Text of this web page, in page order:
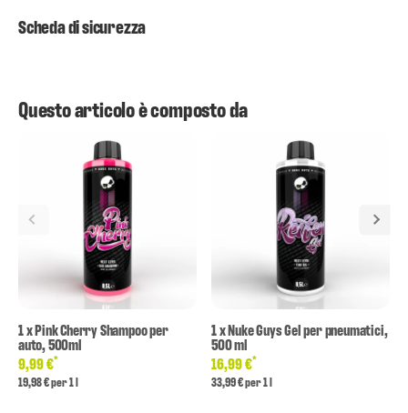
Scheda di sicurezza
Questo articolo è composto da
1xPink Cherry Shampoo per
auto, 500ml
9,99 €*
19,98 € per 1 l
1xNuke Guys Gel per pneumatici,
500 ml
16,99 €*
33,99 € per 1 l